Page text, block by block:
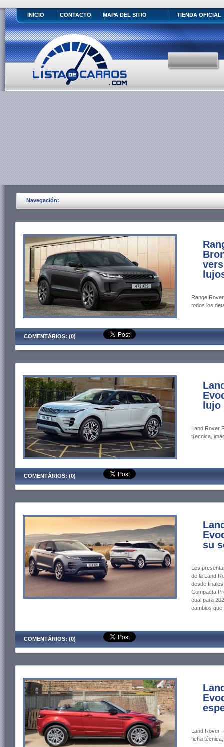
INICIO CONTACTO MAPA DEL SITIO TIENDA OFICIAL
Navegación:
Range
todos los
COMENTÁRIOS: (0)
Land Rover
t{ecnica,
COMENTÁRIOS: (0)
su
Les
de la Land
desde
Compacta
cual para
cambios
COMENTÁRIOS: (0)
Land Rover
ficha